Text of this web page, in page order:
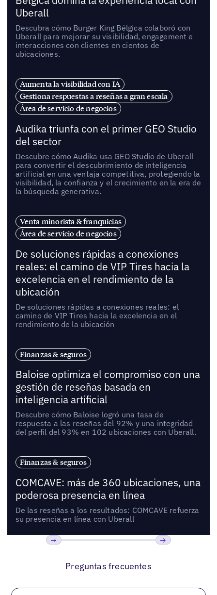
Uberall
Descubra cómo Burger King Bélgica colaboró con
Uberall para mejorar su visibilidad, engagement e
interacciones con clientes en cientos de
ubicaciones.
Aumenta la visibilidad con IA
Gestiona respuestas a reseñas a gran escala
Área de servicio de negocios
Audika triunfa con el primer GEO Studio
del sector
Descubre cómo Audika usa GEO Studio de Uberall
para convertir el descubrimiento de inteligencia
artificial en una ventaja competitiva, protegiendo la
visibilidad, la confianza y el crecimiento en la era de
la búsqueda generativa.
Venta minorista & franquicias
Área de servicio de negocios
De soluciones rápidas a conexiones
reales: el camino de VIP Tires hacia la
excelencia en el rendimiento de la
ubicación
De soluciones rápidas a conexiones reales: el
camino de VIP Tires hacia la excelencia en el
rendimiento de la ubicación
Finanzas & seguros
Baloise optimiza el compromiso con una
gestión de reseñas basada en
inteligencia artificial
Descubre cómo Baloise logró una tasa de
respuesta a las reseñas del 92% y una integridad
del perfil del 93% en 102 ubicaciones con Uberall.
Finanzas & seguros
COMCAVE: más de 360 ubicaciones, una
poderosa presencia en línea
De las reseñas a los resultados: COMCAVE refuerza
su presencia en línea con Uberall
Preguntas frecuentes